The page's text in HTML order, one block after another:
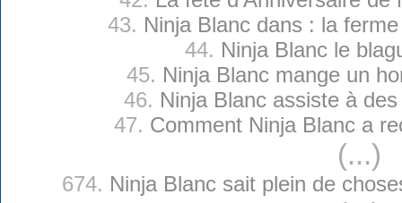
43. Ninja Blanc dans : la
44. Ninja Blanc le
45. Ninja Blanc mange un
46. Ninja Blanc assiste à
47. Comment Ninja Blanc a
(...)
674. Ninja Blanc sait plein de